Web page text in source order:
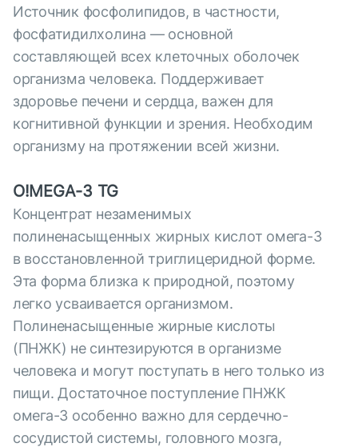
Источник фосфолипидов, в частности,
фосфатидилхолина — основной
составляющей всех клеточных оболочек
организма человека. Поддерживает
здоровье печени и сердца, важен для
когнитивной функции и зрения. Необходим
организму на протяжении всей жизни.
O!MEGA-3 TG
Концентрат незаменимых
полиненасыщенных жирных кислот омега-3
в восстановленной триглицеридной форме.
Эта форма близка к природной, поэтому
легко усваивается организмом.
Полиненасыщенные жирные кислоты
(ПНЖК) не синтезируются в организме
человека и могут поступать в него только из
пищи. Достаточное поступление ПНЖК
омега-3 особенно важно для сердечно-
сосудистой системы, головного мозга,